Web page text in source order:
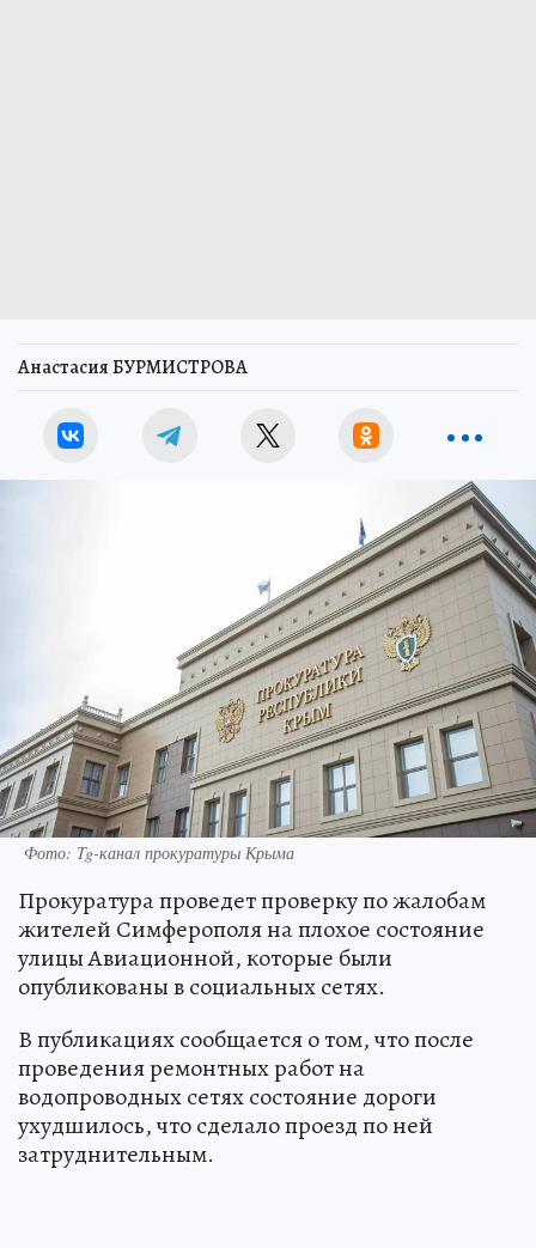
Анастасия БУРМИСТРОВА
Фото: Tg-канал прокуратуры Крыма
Прокуратура проведет проверку по жалобам
жителей Симферополя на плохое состояние
улицы Авиационной, которые были
опубликованы в социальных сетях.
В публикациях сообщается о том, что после
проведения ремонтных работ на
водопроводных сетях состояние дороги
ухудшилось, что сделало проезд по ней
затруднительным.